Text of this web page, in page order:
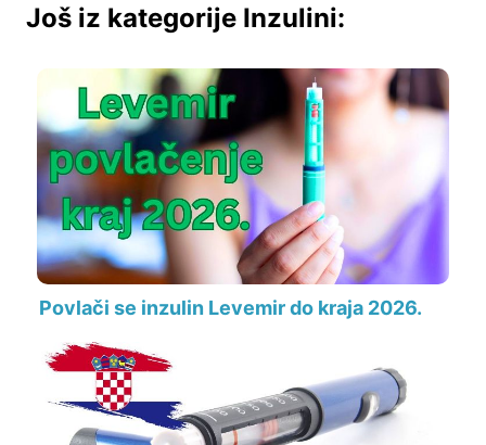
Još iz kategorije Inzulini:
Povlači se inzulin Levemir do kraja 2026.